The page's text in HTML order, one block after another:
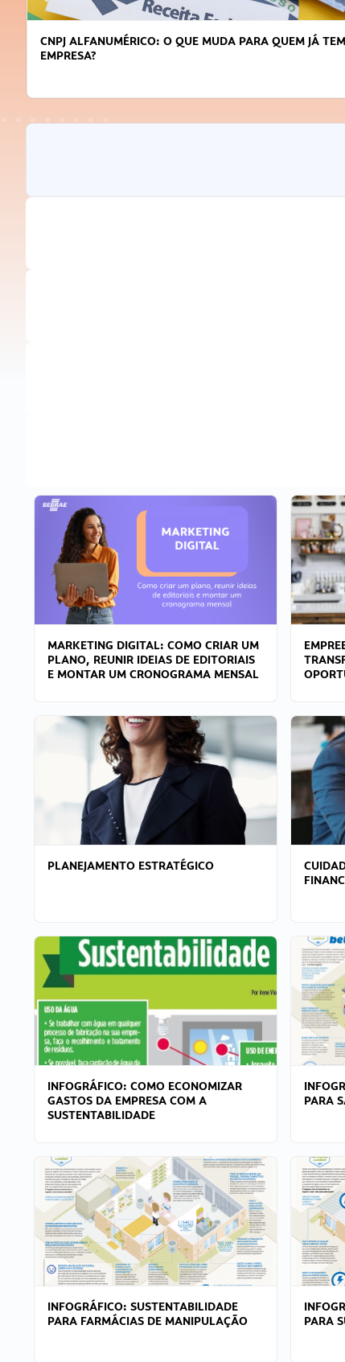
DICAS PARA OBTER CRÉDITO
MARKETING DIGITAL: COMO CRIAR UM
PLANO, REUNIR IDEIAS DE EDITORIAIS
E MONTAR UM CRONOGRAMA MENSAL
PLANEJAMENTO ESTRATÉGICO
INFOGRÁFICO: COMO ECONOMIZAR
GASTOS DA EMPRESA COM A
SUSTENTABILIDADE
PARA
INFOGRÁFICO: SUSTENTABILIDADE
PARA FARMÁCIAS DE MANIPULAÇÃO
PARA